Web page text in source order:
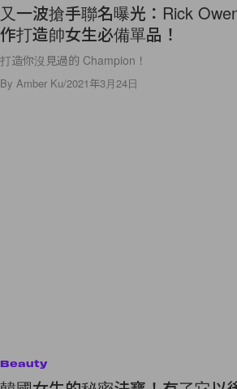
又一波搶手聯名曝光：Rick
作打造帥女生必備單品！
打造你沒見過的 Champion！
By Amber Ku/2021年3月24日
Beauty